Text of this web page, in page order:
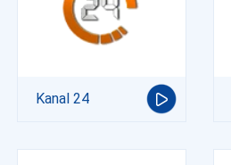
Kanal 24